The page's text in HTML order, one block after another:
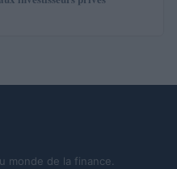
monde de la finance.